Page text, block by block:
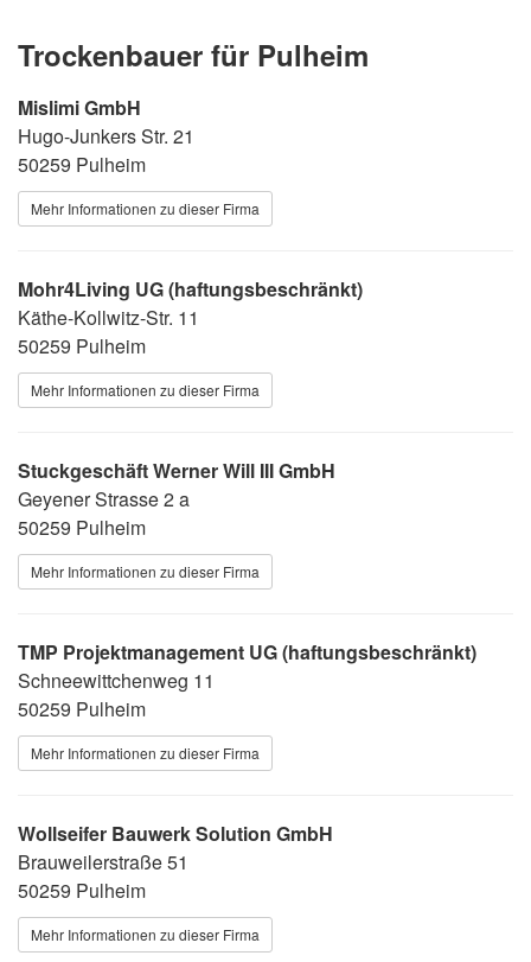
Trockenbauer für Pulheim
Mislimi GmbH
Hugo-Junkers Str. 21
50259 Pulheim
Mehr Informationen zu dieser Firma
Mohr4Living UG (haftungsbeschränkt)
Käthe-Kollwitz-Str. 11
50259 Pulheim
Mehr Informationen zu dieser Firma
Stuckgeschäft Werner Will III GmbH
Geyener Strasse 2 a
50259 Pulheim
Mehr Informationen zu dieser Firma
TMP Projektmanagement UG (haftungsbeschränkt)
Schneewittchenweg 11
50259 Pulheim
Mehr Informationen zu dieser Firma
Wollseifer Bauwerk Solution GmbH
Brauweilerstraße 51
50259 Pulheim
Mehr Informationen zu dieser Firma